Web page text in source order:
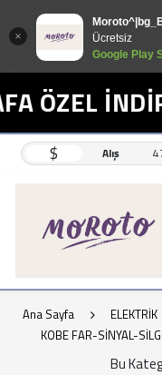
Ücretsiz
Google Play
İNDİRİM
$ Alış
Ana Sayfa ELEKTRİK
KOBE FAR-SİNYAL-
Bu